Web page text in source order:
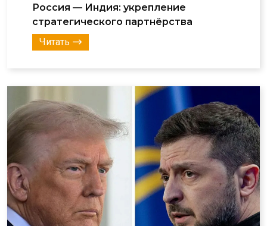
Россия — Индия: укрепление
стратегического партнёрства
Читать